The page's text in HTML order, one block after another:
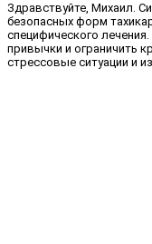
Здравствуйте, Михаил.
безопасных форм
специфического
привычки и ограничить
стрессовые ситуации и